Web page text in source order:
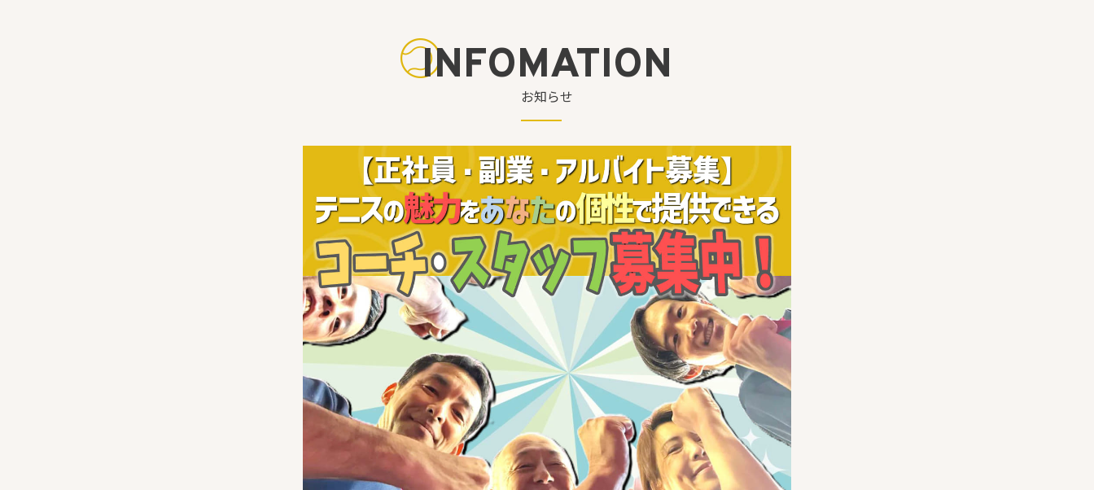
INFOMATION
お知らせ